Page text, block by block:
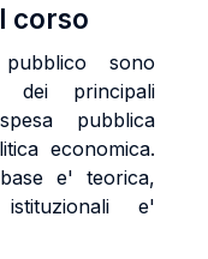
corso
sono
dei principali
pubblica
economica.
e' teorica,
e'